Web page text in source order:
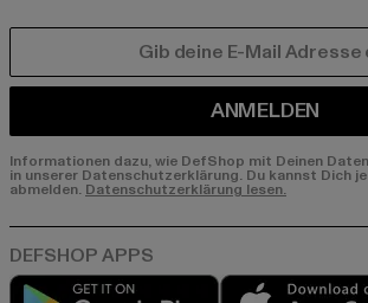
ANMELDEN
Informationen dazu, wie DefShop mit Deinen
in unserer Datenschutzerklärung. Du kannst Dich
abmelden. Datenschutzerklärung lesen.
Play market